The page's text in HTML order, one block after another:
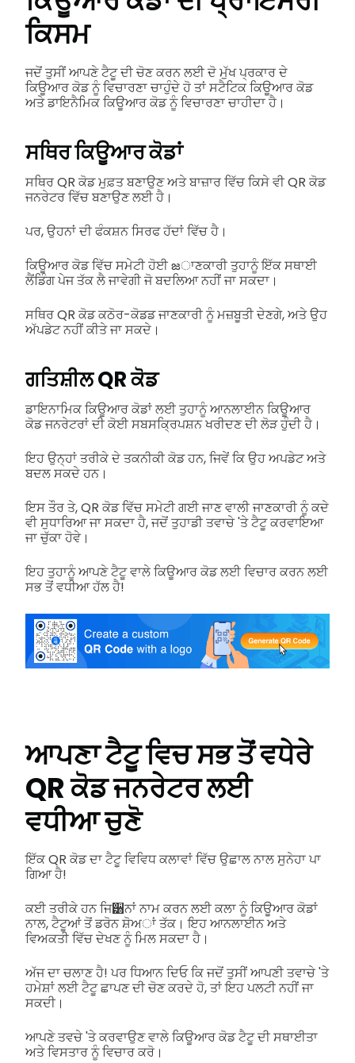
ਕਿਸਮ
ਜਦੋਂ ਤੁਸੀਂ ਆਪਣੇ ਟੈਟੂ ਦੀ ਚੋਣ ਕਰਨ ਲਈ ਦੋ ਮੁੱਖ ਪ੍ਰਕਾਰ ਦੇ
ਕਿਊਆਰ ਕੋਡ ਨੂੰ ਵਿਚਾਰਣਾ ਚਾਹੁੰਦੇ ਹੋ ਤਾਂ ਸਟੈਟਿਕ ਕਿਊਆਰ ਕੋਡ
ਅਤੇ ਡਾਇਨੈਮਿਕ ਕਿਊਆਰ ਕੋਡ ਨੂੰ ਵਿਚਾਰਣਾ ਚਾਹੀਦਾ ਹੈ।
ਸਥਿਰ ਕਿਊਆਰ ਕੋਡਾਂ
ਸਥਿਰ QR ਕੋਡ ਮੁਫ਼ਤ ਬਣਾਉਣ ਅਤੇ ਬਾਜ਼ਾਰ ਵਿੱਚ ਕਿਸੇ ਵੀ QR ਕੋਡ
ਜਨਰੇਟਰ ਵਿੱਚ ਬਣਾਉਣ ਲਈ ਹੈ।
ਪਰ, ਉਹਨਾਂ ਦੀ ਫੰਕਸ਼ਨ ਸਿਰਫ ਹੱਦਾਂ ਵਿੱਚ ਹੈ।
ਕਿਊਆਰ ਕੋਡ ਵਿੱਚ ਸਮੇਟੀ ਹੋਈ జਾਣਕਾਰੀ ਤੁਹਾਨੂੰ ਇੱਕ ਸਥਾਈ
ਲੈਂਡਿੰਗ ਪੇਜ ਤੱਕ ਲੈ ਜਾਵੇਗੀ ਜੋ ਬਦਲਿਆ ਨਹੀਂ ਜਾ ਸਕਦਾ।
ਸਥਿਰ QR ਕੋਡ ਕਠੋਰ-ਕੋਡਡ ਜਾਣਕਾਰੀ ਨੂੰ ਮਜ਼ਬੂਤੀ ਦੇਣਗੇ, ਅਤੇ ਉਹ
ਅੱਪਡੇਟ ਨਹੀਂ ਕੀਤੇ ਜਾ ਸਕਦੇ।
ਗਤਿਸ਼ੀਲ QR ਕੋਡ
ਡਾਇਨਾਮਿਕ ਕਿਊਆਰ ਕੋਡਾਂ ਲਈ ਤੁਹਾਨੂੰ ਆਨਲਾਈਨ ਕਿਊਆਰ
ਕੋਡ ਜਨਰੇਟਰਾਂ ਦੀ ਕੋਈ ਸਬਸਕ੍ਰਿਪਸ਼ਨ ਖਰੀਦਣ ਦੀ ਲੋੜ ਹੁੰਦੀ ਹੈ।
ਇਹ ਉਨ੍ਹਾਂ ਤਰੀਕੇ ਦੇ ਤਕਨੀਕੀ ਕੋਡ ਹਨ, ਜਿਵੇਂ ਕਿ ਉਹ ਅਪਡੇਟ ਅਤੇ
ਬਦਲ ਸਕਦੇ ਹਨ।
ਇਸ ਤੌਰ ਤੇ, QR ਕੋਡ ਵਿੱਚ ਸਮੇਟੀ ਗਈ ਜਾਣ ਵਾਲੀ ਜਾਣਕਾਰੀ ਨੂੰ ਕਦੇ
ਵੀ ਸੁਧਾਰਿਆ ਜਾ ਸਕਦਾ ਹੈ, ਜਦੋਂ ਤੁਹਾਡੀ ਤਵਾਚੇ 'ਤੇ ਟੈਟੂ ਕਰਵਾਇਆ
ਜਾ ਚੁੱਕਾ ਹੋਵੇ।
ਇਹ ਤੁਹਾਨੂੰ ਆਪਣੇ ਟੈਟੂ ਵਾਲੇ ਕਿਊਆਰ ਕੋਡ ਲਈ ਵਿਚਾਰ ਕਰਨ ਲਈ
ਸਭ ਤੋਂ ਵਧੀਆ ਹੱਲ ਹੈ!
ਆਪਣਾ ਟੈਟੂ ਵਿਚ ਸਭ ਤੋਂ ਵਧੇਰੇ
QR ਕੋਡ ਜਨਰੇਟਰ ਲਈ
ਵਧੀਆ ਚੁਣੋ
ਇੱਕ QR ਕੋਡ ਦਾ ਟੈਟੂ ਵਿਵਿਧ ਕਲਾਵਾਂ ਵਿੱਚ ਉਛਾਲ ਨਾਲ ਸੁਨੇਹਾ ਪਾ
ਗਿਆ ਹੈ!
ਕਈ ਤਰੀਕੇ ਹਨ ਜਿ੸ਨਾਂ ਨਾਮ ਕਰਨ ਲਈ ਕਲਾ ਨੂੰ ਕਿਊਆਰ ਕੋਡਾਂ
ਨਾਲ, ਟੈਟੂਆਂ ਤੋਂ ਡਰੋਨ ਸ਼ੋਅਾਂ ਤੱਕ। ਇਹ ਆਨਲਾਈਨ ਅਤੇ
ਵਿਅਕਤੀ ਵਿੱਚ ਦੇਖਣ ਨੂੰ ਮਿਲ ਸਕਦਾ ਹੈ।
ਅੱਜ ਦਾ ਚਲਾਣ ਹੈ! ਪਰ ਧਿਆਨ ਦਿਓ ਕਿ ਜਦੋਂ ਤੁਸੀਂ ਆਪਣੀ ਤਵਾਚੇ 'ਤੇ
ਹਮੇਸ਼ਾਂ ਲਈ ਟੈਟੂ ਛਾਪਣ ਦੀ ਚੋਣ ਕਰਦੇ ਹੋ, ਤਾਂ ਇਹ ਪਲਟੀ ਨਹੀਂ ਜਾ
ਸਕਦੀ।
ਆਪਣੇ ਤਵਚੇ 'ਤੇ ਕਰਵਾਉਣ ਵਾਲੇ ਕਿਊਆਰ ਕੋਡ ਟੈਟੂ ਦੀ ਸਥਾਈਤਾ
ਅਤੇ ਵਿਸਤਾਰ ਨੂੰ ਵਿਚਾਰ ਕਰੋ।